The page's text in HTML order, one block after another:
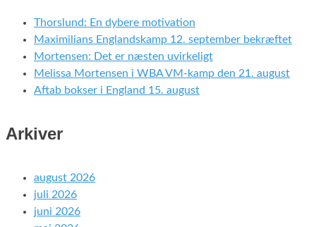
Thorslund: En dybere motivation
Maximilians Englandskamp 12. september bekræftet
Mortensen: Det er næsten uvirkeligt
Melissa Mortensen i WBA VM-kamp den 21. august
Aftab bokser i England 15. august
Arkiver
august 2026
juli 2026
juni 2026